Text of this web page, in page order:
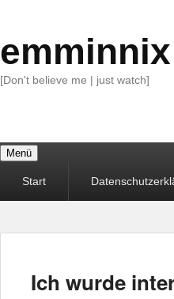
[Don't believe me | just watch]
Menü
MenüStart
Ich wurde